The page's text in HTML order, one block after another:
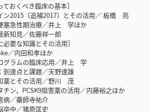
ておくべき臨床の基本］
2015〔追補2017〕とその活用／ 板橋 亮
塞急性期治療／井上 学ほか
知見／佐藤祥一郎
必要な知識とその活用］
／内田和孝ほか
グラムの臨床応用／井上 学
達点と課題／天野達雄
薬とその活用／野川 茂
ン，PCSK9阻害薬の活用／内藤裕之ほか
／藥師寺祐介
中／猪原匡史